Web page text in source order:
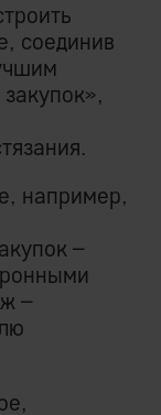
соединив
например,
–
–